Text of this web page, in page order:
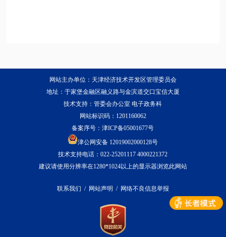
网站主办单位：天津经济技术开发区管理委员会
地址：于家堡金融区融义路与金滨道交口宝信大厦
技术支持：管委会办公室 电子政务科
网站标识码：1201160062
备案序号：津ICP备05001677号
津公网安备 12019002000128号
技术支持电话：022-25201117 4000221372
建议请使用分辨率在1280*1024以上的显示器浏览此网站
联系我们 / 网站声明 / 网络不良信息举报